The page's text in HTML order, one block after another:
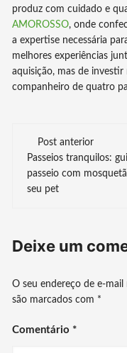
produz com cuidado e
AMOROSSO, onde
a expertise necessária
melhores experiências
aquisição, mas de
companheiro de quatro
de
post
Post anterior
Passeios tranquilos:
passeio com
seu pet
Deixe um
O seu endereço de e-
são marcados com *
Comentário *